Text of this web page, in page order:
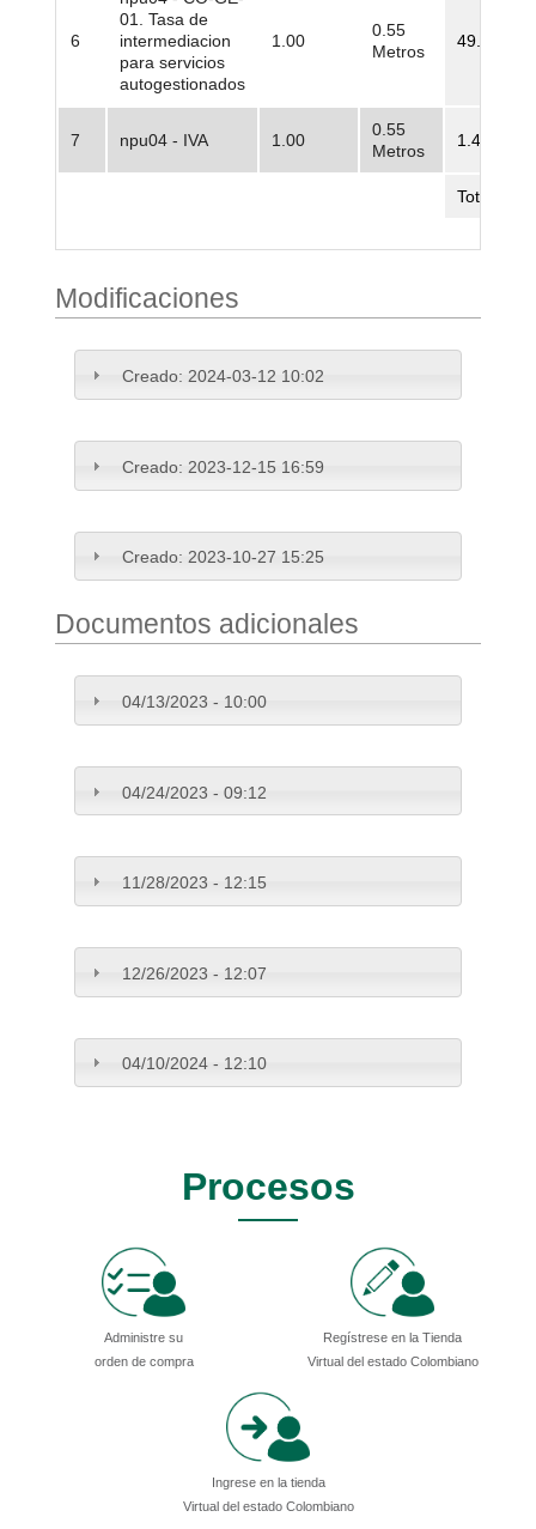
6
01. Tasa de
intermediacion
para servicios
autogestionados
1.00
0.55
Metros
7 npu04 - IVA 1.00
0.55
Metros
Total
Modificaciones
Creado: 2024-03-12 10:02
Creado: 2023-12-15 16:59
Creado: 2023-10-27 15:25
Documentos adicionales
04/13/2023 - 10:00
04/24/2023 - 09:12
11/28/2023 - 12:15
12/26/2023 - 12:07
04/10/2024 - 12:10
Procesos
Administre su
orden de compra
Regístrese en la Tienda
Virtual del estado Colombiano
Ingrese en la tienda
Virtual del estado Colombiano